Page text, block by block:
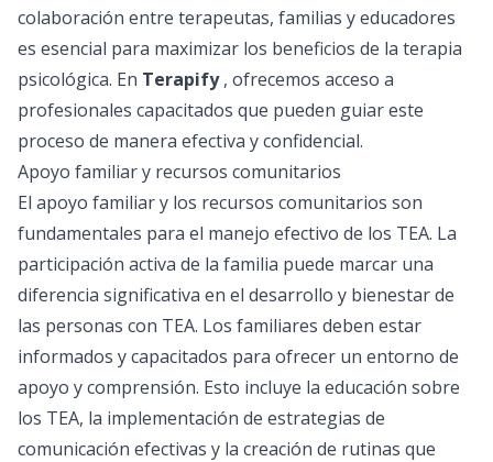
colaboración entre terapeutas, familias y educadores
es esencial para maximizar los beneficios de la terapia
psicológica. En Terapify, ofrecemos acceso a
profesionales capacitados que pueden guiar este
proceso de manera efectiva y confidencial.
Apoyo familiar y recursos comunitarios
El apoyo familiar y los recursos comunitarios son
fundamentales para el manejo efectivo de los TEA. La
participación activa de la familia puede marcar una
diferencia significativa en el desarrollo y bienestar de
las personas con TEA. Los familiares deben estar
informados y capacitados para ofrecer un entorno de
apoyo y comprensión. Esto incluye la educación sobre
los TEA, la implementación de estrategias de
comunicación efectivas y la creación de rutinas que